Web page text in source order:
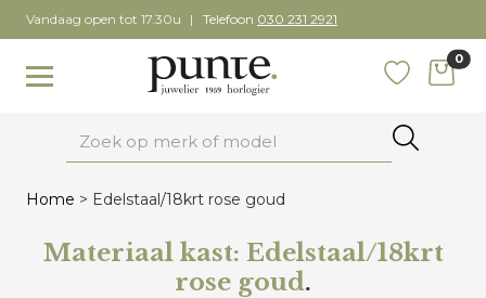
Skip
to
content
Vandaag open tot 17.30u Telefoon 030 231 2921
Toggle navigation
0
Home > Edelstaal/18krt rose goud
Materiaal kast: Edelstaal/18krt
rose goud.